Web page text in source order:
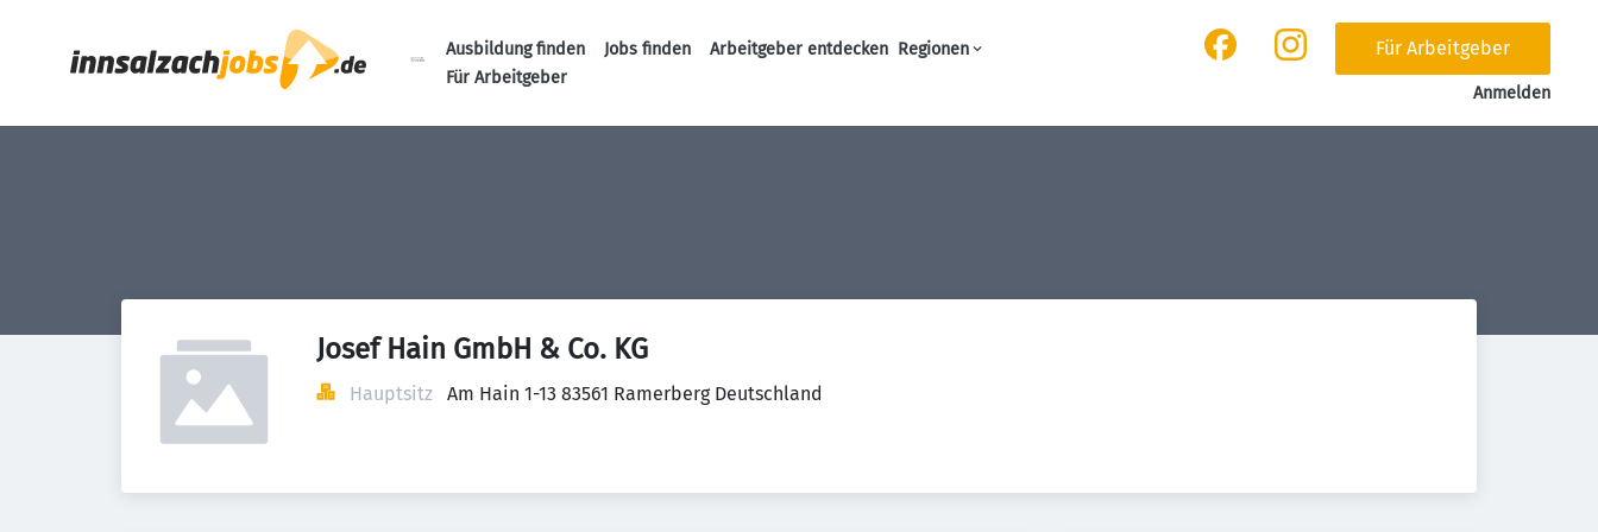
Ausbildung finden Jobs finden Arbeitgeber entdecken Regionen
Für Arbeitgeber
Für Arbeitgeber
Anmelden
Josef Hain GmbH & Co. KG
Hauptsitz Am Hain 1-13 83561 Ramerberg Deutschland